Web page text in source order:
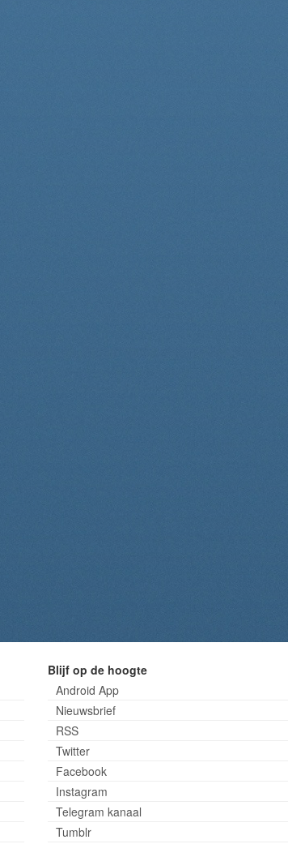
Blijf op de hoogte
Android App
Nieuwsbrief
RSS
Twitter
Facebook
Instagram
Telegram kanaal
Tumblr